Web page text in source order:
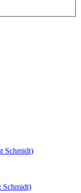
Schmidt)
Schmidt)